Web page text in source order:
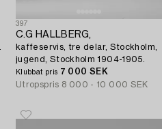
397
C.G HALLBERG,
kaffeservis, tre delar, Stockholm,
jugend, Stockholm 1904-1905.
Klubbat pris 7 000 SEK
Utropspris 8 000 - 10 000 SEK